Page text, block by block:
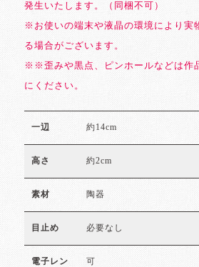
発生いたします。（同梱不可）
※お使いの端末や液晶の環境により実
る場合がございます。
※※歪みや黒点、ピンホールなどは作
にください。
一辺 約14cm
高さ 約2cm
素材 陶器
目止め 必要なし
電子レン 可